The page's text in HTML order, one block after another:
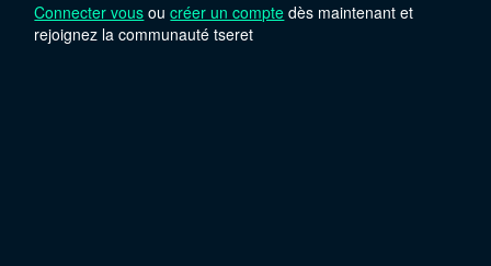
Connecter vous oucréer un compte dès maintenant et
rejoignez la communauté tseret